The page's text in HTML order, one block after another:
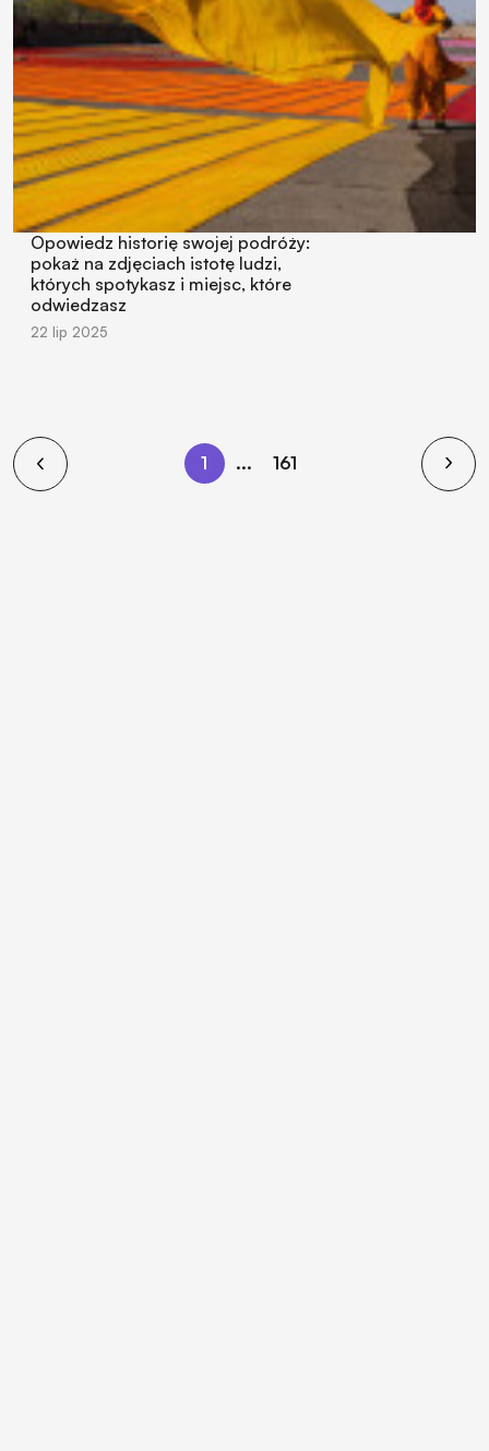
Opowiedz historię swojej podróży:
pokaż na zdjęciach istotę ludzi,
których spotykasz i miejsc, które
odwiedzasz
22 lip 2025
1 ... 161